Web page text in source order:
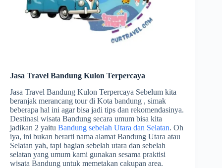
Jasa Travel Bandung Kulon Terpercaya
Jasa Travel Bandung Kulon Terpercaya Sebelum kita
beranjak merancang tour di Kota bandung , simak
beberapa hal ini agar bisa jadi tips dan rekomendasinya.
Destinasi wisata Bandung secara umum bisa kita
jadikan 2 yaitu Bandung sebelah Utara dan Selatan. Oh
iya, ini bukan berarti nama alamat Bandung Utara atau
Selatan yah, tapi bagian sebelah utara dan sebelah
selatan yang umum kami gunakan sesama praktisi
wisata Bandung untuk memetakan cakupan area.